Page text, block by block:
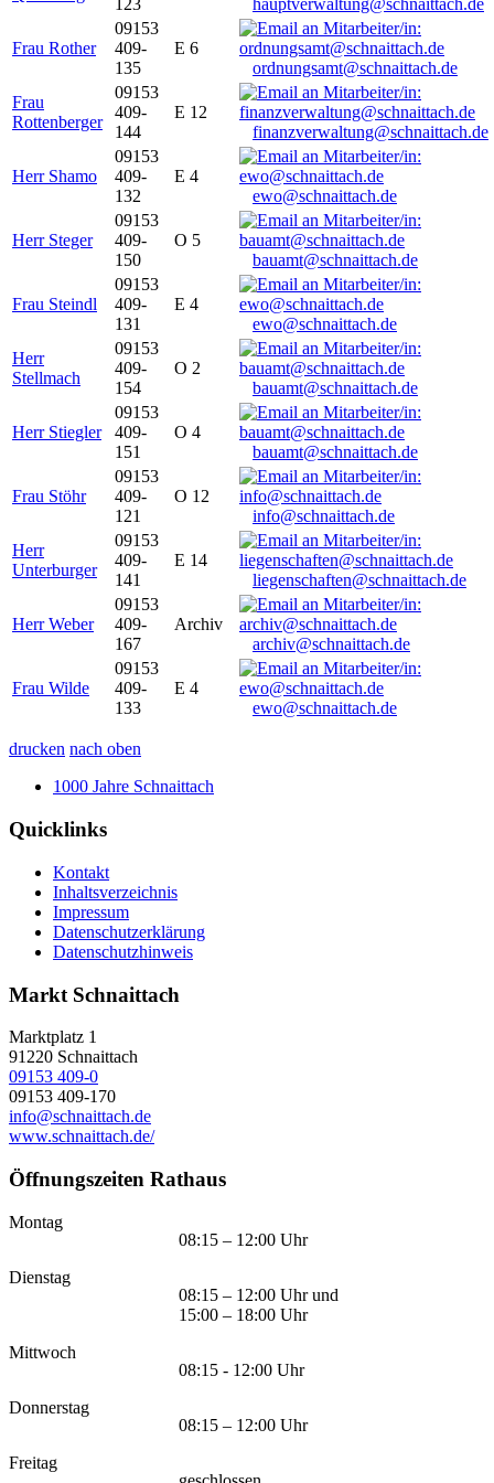
123 hauptverwaltung@schnaittach.de
Frau Rother
09153
409-
135
E 6
ordnungsamt@schnaittach.de
Frau
Rottenberger
09153
409-
144
E 12
finanzverwaltung@schnaittach.de
Herr Shamo
09153
409-
132
E 4
ewo@schnaittach.de
Herr Steger
09153
409-
150
O 5
bauamt@schnaittach.de
Frau Steindl
09153
409-
131
E 4
ewo@schnaittach.de
Herr
Stellmach
09153
409-
154
O 2
bauamt@schnaittach.de
Herr Stiegler
09153
409-
151
O 4
bauamt@schnaittach.de
Frau Stöhr
09153
409-
121
O 12
info@schnaittach.de
Herr
Unterburger
09153
409-
141
E 14
liegenschaften@schnaittach.de
Herr Weber
09153
409-
167
Archiv
archiv@schnaittach.de
Frau Wilde
09153
409-
133
E 4
ewo@schnaittach.de
drucken nach oben
1000 Jahre Schnaittach
Quicklinks
Kontakt
Inhaltsverzeichnis
Impressum
Datenschutzerklärung
Datenschutzhinweis
Markt Schnaittach
Marktplatz 1
91220 Schnaittach
09153 409-0
09153 409-170
info@schnaittach.de
www.schnaittach.de/
Öffnungszeiten Rathaus
Montag
08:15 – 12:00 Uhr
Dienstag
08:15 – 12:00 Uhr und
15:00 – 18:00 Uhr
Mittwoch
08:15 - 12:00 Uhr
Donnerstag
08:15 – 12:00 Uhr
Freitag